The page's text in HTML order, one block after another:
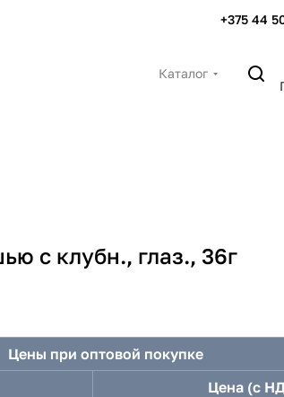
+375 44
Каталог
с клубн., глаз., 36г
Цены при оптовой покупке
Цена (с